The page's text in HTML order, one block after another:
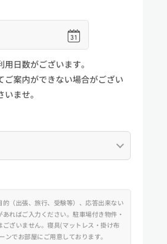
日数がございます。
ご案内ができない場合がござい
ませ。